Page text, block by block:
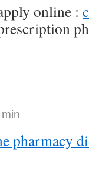
online :
pharmacy